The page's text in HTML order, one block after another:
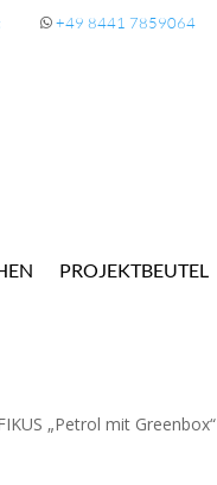
+49 8441 7859064
PROJEKTBEUTEL
„Petrol mit Greenbox“